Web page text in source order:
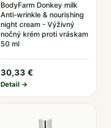
BodyFarm Donkey milk
Anti-wrinkle & nourishing
night cream - Výživný
nočný krém proti vráskam
50 ml
30,33 €
Detail →